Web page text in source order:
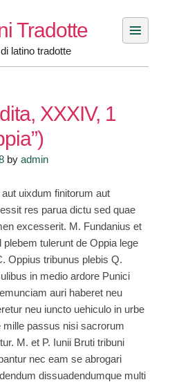
Tradotte
latino tradotte
XXXIV, 1
by admin
uixdum finitorum aut
res parua dictu sed quae
excesserit. M. Fundanius et
tulerunt de Oppia lege
Oppius tribunus plebis Q.
in medio ardore Punici
auri haberet neu
neu iuncto uehiculo in urbe
mille passus nisi sacrorum
M. et P. Iunii Bruti tribuni
nec eam se abrogari
dissuadendumque multi